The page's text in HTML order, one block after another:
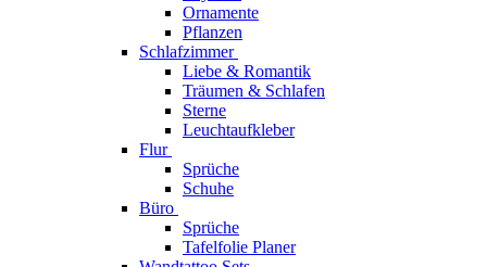
Ornamente
Pflanzen
Schlafzimmer
Liebe & Romantik
Träumen & Schlafen
Sterne
Leuchtaufkleber
Flur
Sprüche
Schuhe
Büro
Sprüche
Tafelfolie Planer